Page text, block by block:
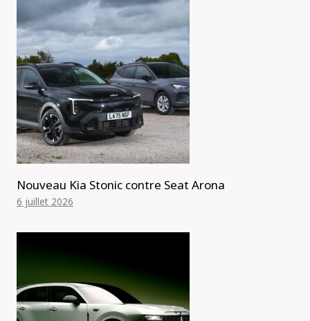
Nouveau Kia Stonic contre Seat Arona
6 juillet 2026